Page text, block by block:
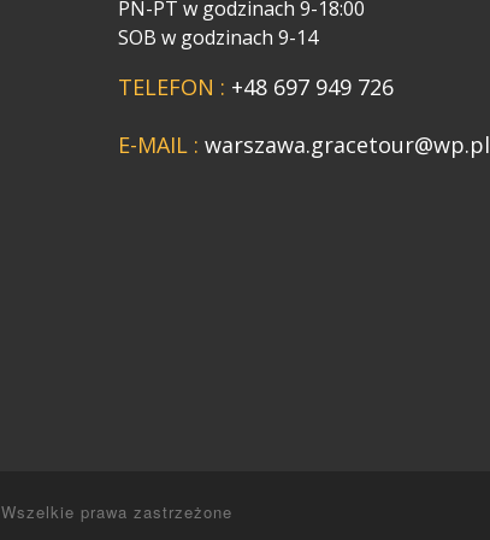
PN-PT w godzinach 9-18:00
SOB w godzinach 9-14
TELEFON : +48 697 949 726
E-MAIL : warszawa.gracetour@wp.pl
Wszelkie prawa zastrzeżone